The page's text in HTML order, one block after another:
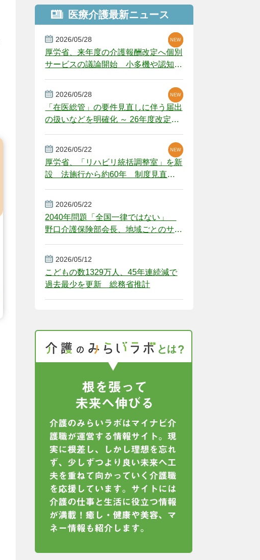
医療介護最新ニュース
2026/05/28
厚労省、来年度の介護報酬改定へ個別
サービスの議論開始 小多機や認知症
NEW
NEW
NEW
2026/05/28
「在医総管」の要件見直しに伴う届出
の扱いなどを明確化 ～ 26年度改定疑
NEW
NEW
2026/05/22
厚労省、「リハビリ統括調整室」を新
設 法施行から約60年 制度見直し
NEW
2026/05/22
2040年問題「全国一律ではない」
野口介護保険部会長、地域ごとのサー
2026/05/12
こどもの数1329万人、45年連続減で
過去最少を更新 総務省推計